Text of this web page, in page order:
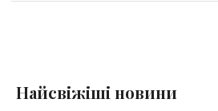
Найсвіжіші новини